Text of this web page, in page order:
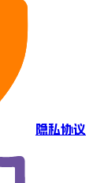
隐私协议